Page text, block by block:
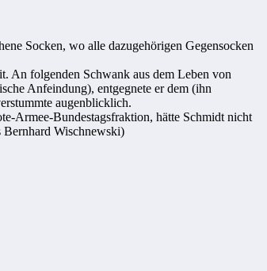
Socken, wo alle dazugehörigen Gegensocken
An folgenden Schwank aus dem Leben von
Anfeindung), entgegnete er dem (ihn
augenblicklich.
Armee-Bundestagsfraktion, hätte Schmidt nicht
Bernhard Wischnewski)